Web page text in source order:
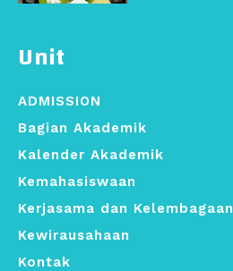
Unit
ADMISSION
Bagian Akademik
Kalender Akademik
Kemahasiswaan
Kerjasama dan Kelembagaan
Kewirausahaan
Kontak